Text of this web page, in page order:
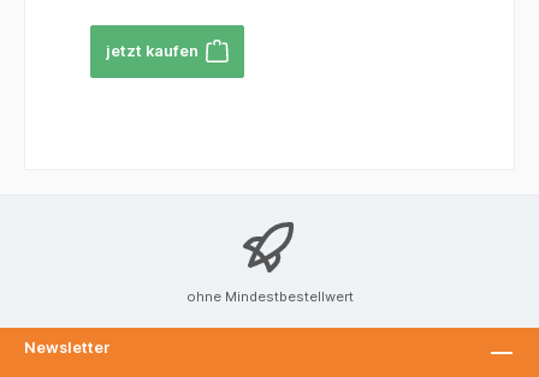
g, in der Schule
oder auch für
ärztliche
Vorderdeckel-
Ecken für eine
jetzt kaufen
ohne Mindestbestellwert
Newsletter